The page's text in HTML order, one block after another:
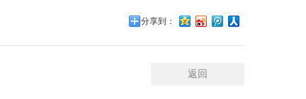
分享到：
返回